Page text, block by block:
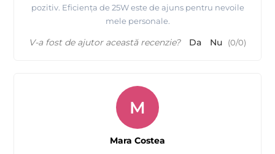
pozitiv. Eficiența de 25W este de ajuns pentru nevoile
mele personale.
V-a fost de ajutor această recenzie? Da Nu (0/0)
M
Mara Costea